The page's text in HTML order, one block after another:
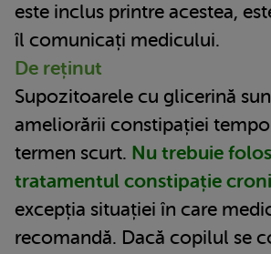
este inclus printre acestea,
îl comunicați medicului.
De reținut
Supozitoarele cu glicerină
ameliorării constipației
termen scurt. Nu trebuie
tratamentul constipație
excepția situației în care
recomandă. Dacă copilul se